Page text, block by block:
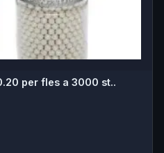
per fles a 3000 st..